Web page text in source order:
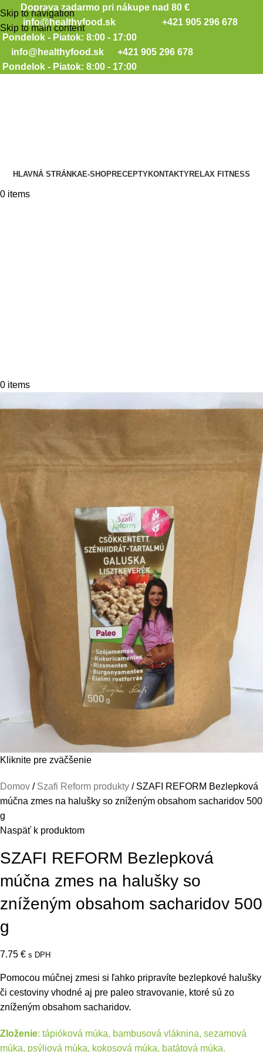
Skip to navigation
Skip to main content
Doprava zadarmo pri nákupe nad 80 €
info@healthyfood.sk
+421 905 296 678
Pondelok - Piatok: 8:00 - 17:00
info@healthyfood.sk
+421 905 296 678
Pondelok - Piatok: 8:00 - 17:00
HLAVNÁ STRÁNKAE-SHOPRECEPTYKONTAKTYRELAX FITNESS
0 items
0 items
Kliknite pre zväčšenie
Domov Szafi Reform produkty
SZAFI REFORM Bezlepková
múčna zmes na halušky so zníženým obsahom sacharidov 500
g
Naspäť k produktom
SZAFI REFORM Bezlepková
múčna zmes na halušky so
zníženým obsahom sacharidov 500
g
7.75 € s DPH
Pomocou múčnej zmesi si ľahko pripravíte bezlepkové halušky
či cestoviny vhodné aj pre paleo stravovanie, ktoré sú zo
zníženým obsahom sacharidov.
Zloženie: tápióková múka, bambusová vláknina, sezamová
múka, psýliová múka, kokosová múka, batátová múka.